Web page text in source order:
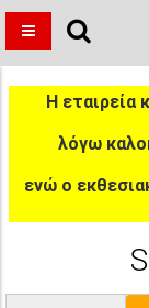
Η εταιρεία
λόγω
ενώ ο